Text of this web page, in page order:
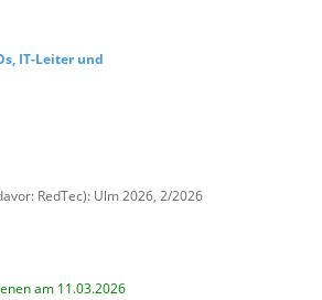
IT-Leiter und
RedTec): Ulm 2026, 2/2026
am 11.03.2026